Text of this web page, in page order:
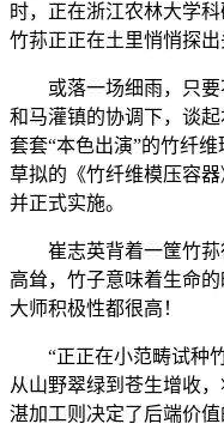
时，正在浙江农林大学
竹荪正正在土里悄悄探出
或落一场细雨，只要
和马灌镇的协调下，谈
套套“本色出演”的竹纤
草拟的《竹纤维模压容
并正式实施。
崔志英背着一筐竹荪
高耸，竹子意味着生命
大师积极性都很高！
“正正在小范畴试种竹
从山野翠绿到苍生增收
湛加工则决定了后端价值